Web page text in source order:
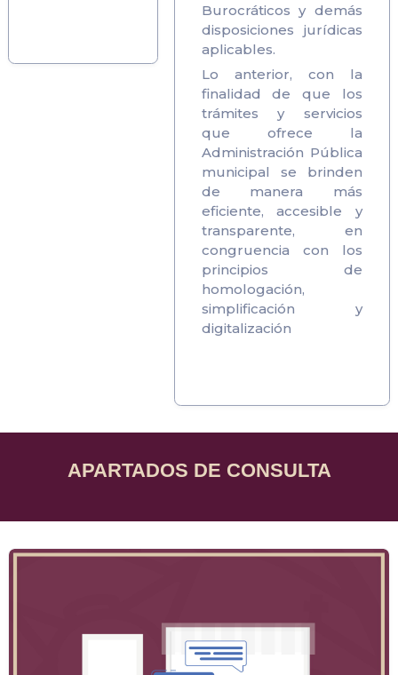
Burocráticos y demás
disposiciones jurídicas
aplicables.
Lo anterior, con la
finalidad de que los
trámites y servicios
que ofrece la
Administración Pública
municipal se brinden
de manera más
eficiente, accesible y
transparente, en
congruencia con los
principios de
homologación,
simplificación y
digitalización
APARTADOS DE CONSULTA